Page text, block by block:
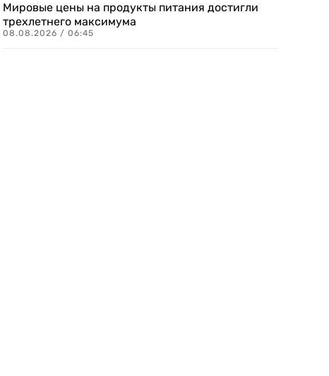
Мировые цены на продукты питания достигли
трехлетнего максимума
08.08.2026 / 06:45